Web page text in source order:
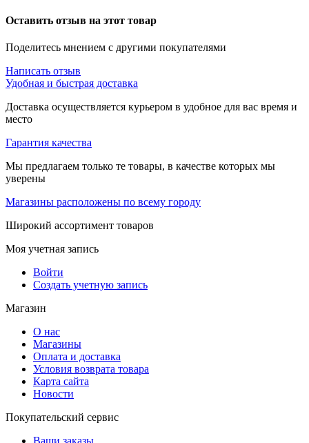
Оставить отзыв на этот товар
Поделитесь мнением с другими покупателями
Написать отзыв
Удобная и быстрая доставка
Доставка осуществляется курьером в удобное для вас время и
место
Гарантия качества
Мы предлагаем только те товары, в качестве которых мы
уверены
Магазины расположены по всему городу
Широкий ассортимент товаров
Моя учетная запись
Войти
Создать учетную запись
Магазин
О нас
Магазины
Оплата и доставка
Условия возврата товара
Карта сайта
Новости
Покупательский сервис
Ваши заказы